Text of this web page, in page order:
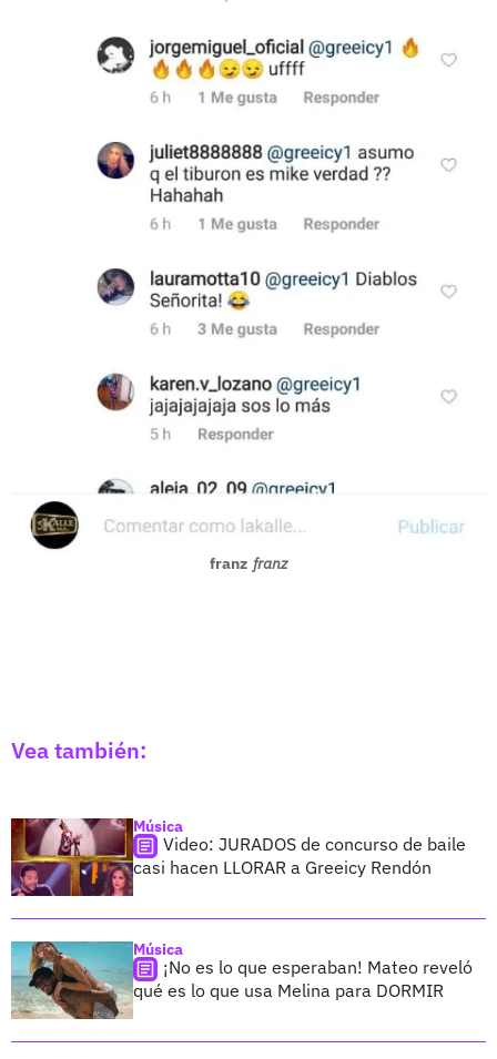
franz franz
Vea también:
Música
Video: JURADOS de concurso de baile
casi hacen LLORAR a Greeicy Rendón
Música
¡No es lo que esperaban! Mateo reveló
qué es lo que usa Melina para DORMIR